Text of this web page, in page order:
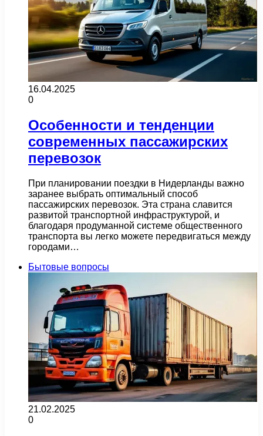
16.04.2025
0
Особенности и тенденции
современных пассажирских
перевозок
При планировании поездки в Нидерланды важно
заранее выбрать оптимальный способ
пассажирских перевозок. Эта страна славится
развитой транспортной инфраструктурой, и
благодаря продуманной системе общественного
транспорта вы легко можете передвигаться между
городами…
Бытовые вопросы
21.02.2025
0